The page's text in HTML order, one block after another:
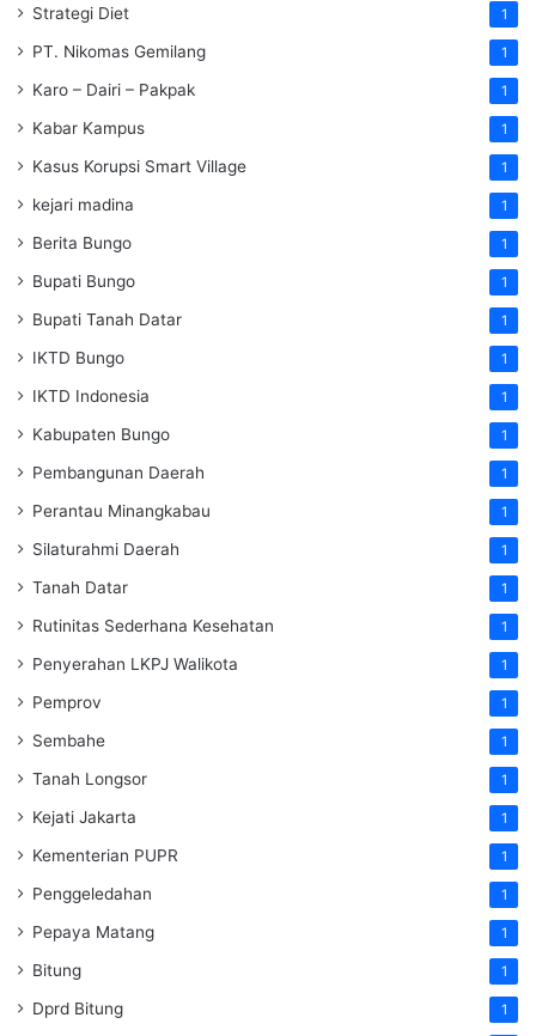
Strategi Diet 1
PT. Nikomas Gemilang 1
Karo – Dairi – Pakpak 1
Kabar Kampus 1
Kasus Korupsi Smart Village 1
kejari madina 1
Berita Bungo 1
Bupati Bungo 1
Bupati Tanah Datar 1
IKTD Bungo 1
IKTD Indonesia 1
Kabupaten Bungo 1
Pembangunan Daerah 1
Perantau Minangkabau 1
Silaturahmi Daerah 1
Tanah Datar 1
Rutinitas Sederhana Kesehatan 1
Penyerahan LKPJ Walikota 1
Pemprov 1
Sembahe 1
Tanah Longsor 1
Kejati Jakarta 1
Kementerian PUPR 1
Penggeledahan 1
Pepaya Matang 1
Bitung 1
Dprd Bitung 1